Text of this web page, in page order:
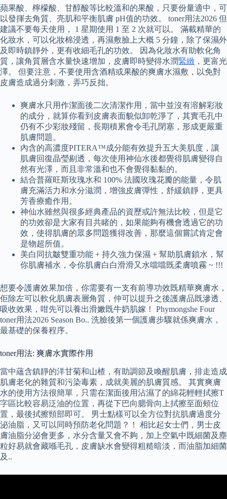
蘋果酸、檸檬酸、甘醇酸等比較溫和的果酸，只要份量適中，可
以發揮去角質、亮肌和平衡肌膚 pH值的功效。 toner用法2026 但
建議不要每天使用， 1 星期使用 1 至 2 次就可以。 滿載精華的
化妝水，可以化妝棉浸透，再濕敷臉上大概 5 分鐘，除了保濕外
及即時鎮靜外，更有收細毛孔的功效。 因為化妝水有助軟化角
質，讓角質層含水量快速增加，皮膚即時變得水潤緊緻 ，更富光
澤。 但要注意，不要使用含酒精或果酸的爽膚水濕敷，以免對
皮膚造成過分刺激，弄巧反拙。
爽膚水只用作潔面後二次清潔作用，當中並沒有溶解彩妝
的成分，就算你看到皮膚表面貌似卸乾淨了，其實毛孔中
仍有不少彩妝殘留，長期積累會令毛孔閉塞，形成更嚴重
肌膚問題。
內含的高濃度PITERA™成分能有效提升五大美肌度，讓
肌膚回復晶瑩剔透，每次使用神仙水後都覺得肌膚變得自
然有光澤，而且非常溫和也不會覺得黏黏的。
結合普羅旺斯玫瑰水和 100% 法國玫瑰花瓣的能量，令肌
膚充滿活力和水分滋潤，增強皮膚彈性，舒緩鎮靜，更具
芳香療癒作用。
神仙水雖然與很多經典產品的資歷或許無法比較，但是它
的功效卻是大家有目共睹的，如果能夠有機會透過它的功
效，使得肌膚的眾多問題獲得改善，那麼這個嘗試肯定會
是物超所值。
美白同抗皺雙重功能 + 持久強力保濕 + 幫助肌膚鎖水，幫
你肌膚補水，令你肌膚白白滑滑又水噹噹既柔膚噴霧 ~ !!!
想要令護膚效果加倍，你需要有一支有前導功效既精華爽膚水，
佢除左可以軟化肌膚表層角質，仲可以提升之後護膚品既滲透、
吸收效果，咁先可以養出滑嫩既牛奶肌嫁！ Phymongshe Four
toner用法2026 Season Bo.. 洗臉後第一個護膚步驟就係爽膚水，
最基礎的保養程序。
toner用法: 爽膚水實際作用
當中蘊含鎮靜的洋甘菊和山楂，有助調節及喚醒肌膚，排走造成
肌膚老化的雜質和污染毒素，成就美麗的肌膚質感。 其實爽膚
水的使用方法很簡單，只需在潔面後用沾濕了的綿花輕輕拭擦T
字區比較容易泛油的位置，再從下巴向腮骨向上拭擦至面頰位
置，最後拭擦頸部即可。 男士點樣可以全方位對抗肌膚過度分
泌油脂，又可以同時預防老化問題？！ 相比起女士們，男士皮
膚油脂分泌會更多，水分含量又會不夠，加上空氣中既細菌及塵
粒好易就會藏喺毛孔，皮膚缺水會變得粗糙暗淡，而油脂加細菌
及..